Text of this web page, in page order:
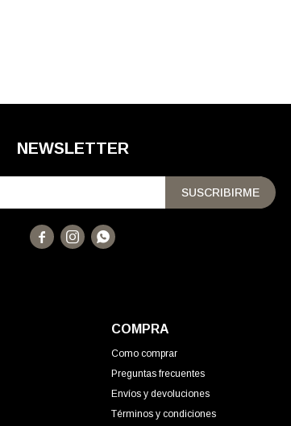
COMPRA
Como comprar
Preguntas frecuentes
Envíos y devoluciones
Términos y condiciones
NEWSLETTER
SUSCRIBIRME
  